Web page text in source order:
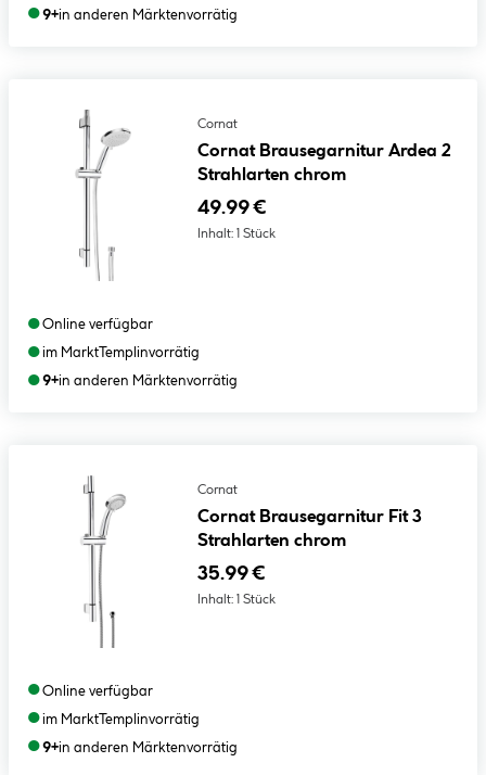
●9+in anderen Märktenvorrätig
Cornat
Cornat Brausegarnitur Ardea 2
Strahlarten chrom
49.99 €
Inhalt: 1 Stück
●Online verfügbar
●im MarktTemplinvorrätig
●9+in anderen Märktenvorrätig
Cornat
Cornat Brausegarnitur Fit 3
Strahlarten chrom
35.99 €
Inhalt: 1 Stück
●Online verfügbar
●im MarktTemplinvorrätig
●9+in anderen Märktenvorrätig